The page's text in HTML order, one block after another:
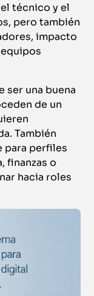
técnico y el
pero también
impacto
ser una buena
de un
También
para perfiles
finanzas o
hacia roles